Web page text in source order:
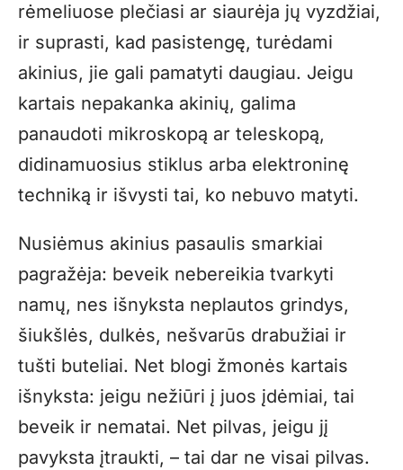
rėmeliuose plečiasi ar siaurėja jų vyzdžiai,
ir suprasti, kad pasistengę, turėdami
akinius, jie gali pamatyti daugiau. Jeigu
kartais nepakanka akinių, galima
panaudoti mikroskopą ar teleskopą,
didinamuosius stiklus arba elektroninę
techniką ir išvysti tai, ko nebuvo matyti.
Nusiėmus akinius pasaulis smarkiai
pagražėja: beveik nebereikia tvarkyti
namų, nes išnyksta neplautos grindys,
šiukšlės, dulkės, nešvarūs drabužiai ir
tušti buteliai. Net blogi žmonės kartais
išnyksta: jeigu nežiūri į juos įdėmiai, tai
beveik ir nematai. Net pilvas, jeigu jį
pavyksta įtraukti, – tai dar ne visai pilvas.